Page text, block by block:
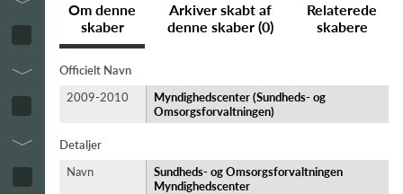
Om denne
skaber
Arkiver skabt af
denne skaber (0)
Relaterede
skabere
Officielt Navn
2009-2010
Myndighedscenter (Sundheds- og
Omsorgsforvaltningen)
Detaljer
Navn
Sundheds- og Omsorgsforvaltningen
Myndighedscenter